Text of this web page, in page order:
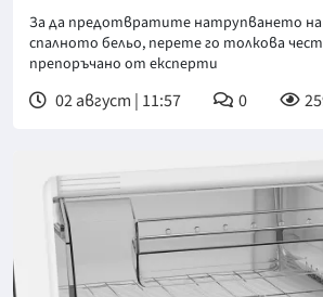
За да предотвратите натрупването
спалното бельо, перете го толкова
препоръчано от експерти
02 август | 11:57 0